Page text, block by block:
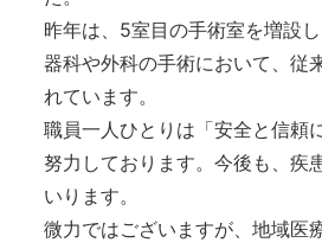
昨年は、5室目の手術室を増設
器科や外科の手術において、従
れています。
職員一人ひとりは「安全と信頼
努力しております。今後も、疾
いります。
微力ではございますが、地域医